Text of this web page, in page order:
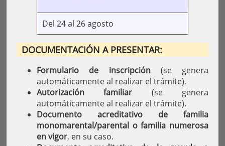
Del 24 al 26 agosto
DOCUMENTACIÓN A PRESENTAR:
Formulario de inscripción(se genera
automáticamente al realizar el trámite).
Autorización familiar (se genera
automáticamente al realizar el trámite).
Documento acreditativo de familia
monomarental/parental o familia numerosa
en vigor, en su caso.